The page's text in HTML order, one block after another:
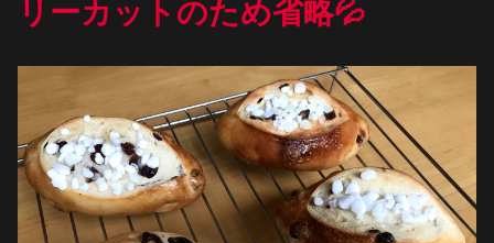
リーカットのため省略💦